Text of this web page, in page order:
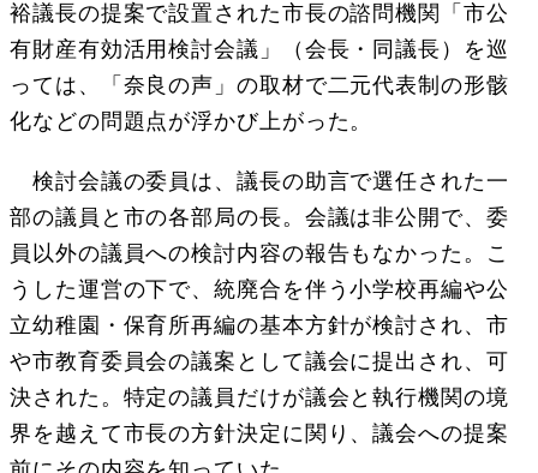
裕議長の提案で設置された市長の諮問機関「市公
有財産有効活用検討会議」（会長・同議長）を巡
っては、「奈良の声」の取材で二元代表制の形骸
化などの問題点が浮かび上がった。
検討会議の委員は、議長の助言で選任された一
部の議員と市の各部局の長。会議は非公開で、委
員以外の議員への検討内容の報告もなかった。こ
うした運営の下で、統廃合を伴う小学校再編や公
立幼稚園・保育所再編の基本方針が検討され、市
や市教育委員会の議案として議会に提出され、可
決された。特定の議員だけが議会と執行機関の境
界を越えて市長の方針決定に関り、議会への提案